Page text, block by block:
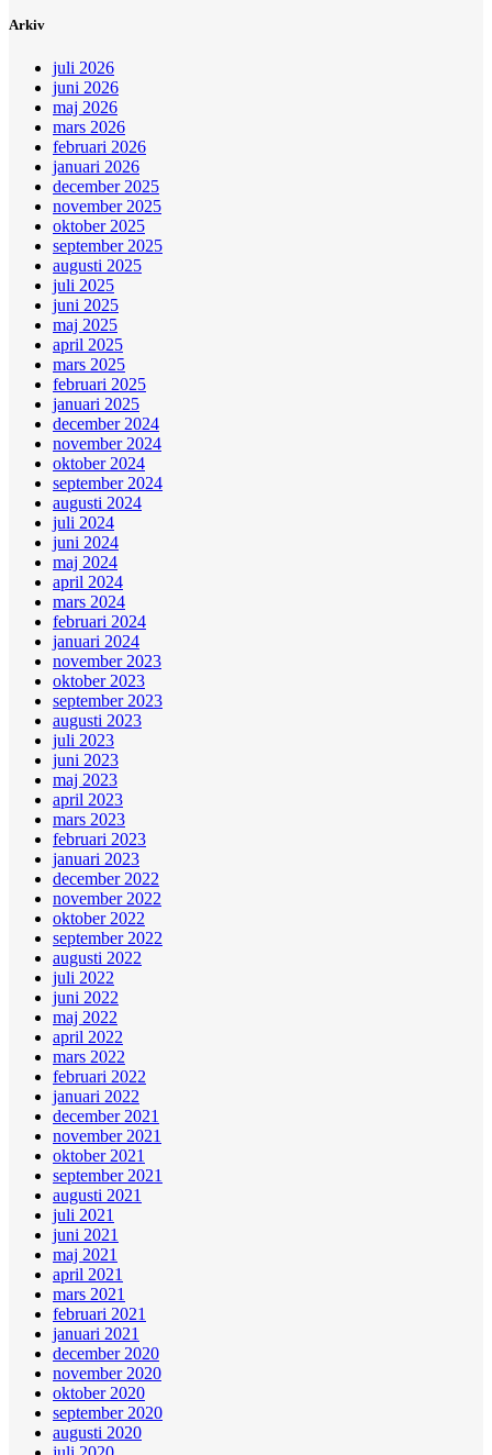
Arkiv
juli 2026
juni 2026
maj 2026
mars 2026
februari 2026
januari 2026
december 2025
november 2025
oktober 2025
september 2025
augusti 2025
juli 2025
juni 2025
maj 2025
april 2025
mars 2025
februari 2025
januari 2025
december 2024
november 2024
oktober 2024
september 2024
augusti 2024
juli 2024
juni 2024
maj 2024
april 2024
mars 2024
februari 2024
januari 2024
november 2023
oktober 2023
september 2023
augusti 2023
juli 2023
juni 2023
maj 2023
april 2023
mars 2023
februari 2023
januari 2023
december 2022
november 2022
oktober 2022
september 2022
augusti 2022
juli 2022
juni 2022
maj 2022
april 2022
mars 2022
februari 2022
januari 2022
december 2021
november 2021
oktober 2021
september 2021
augusti 2021
juli 2021
juni 2021
maj 2021
april 2021
mars 2021
februari 2021
januari 2021
december 2020
november 2020
oktober 2020
september 2020
augusti 2020